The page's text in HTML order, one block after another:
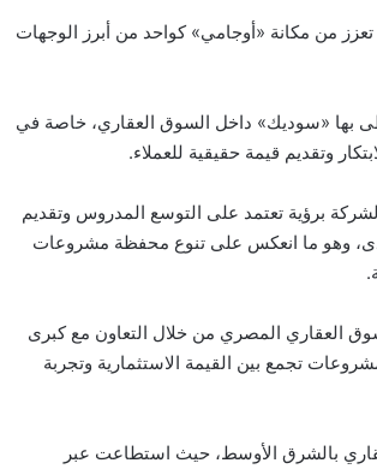
من مكانة «أوجامي» كواحد من أبرز الوجهات
بها «سوديك» داخل السوق العقاري، خاصة في
وتقديم قيمة حقيقية للعملاء.
برؤية تعتمد على التوسع المدروس وتقديم
وهو ما انعكس على تنوع محفظة مشروعات
العقاري المصري من خلال التعاون مع كبرى
تجمع بين القيمة الاستثمارية وتجربة
بالشرق الأوسط، حيث استطاعت عبر